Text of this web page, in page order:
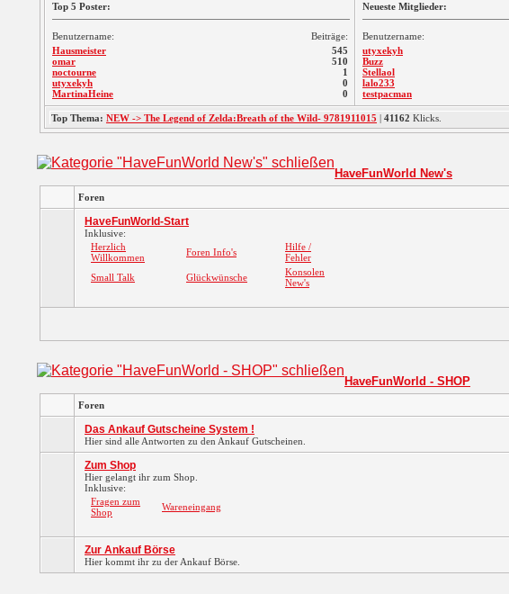
Top 5 Poster:
Benutzername:
Beiträge:
Hausmeister
omar
noctourne
utyxekyh
MartinaHeine
545
510
1
0
0
Neueste Mitglieder:
Benutzername:
utyxekyh
Buzz
Stellaol
lalo233
testpacman
Top Thema: NEW -> The Legend of Zelda:Breath of the Wild- 9781911015 | 41162 Klicks.
HaveFunWorld New's
Foren
HaveFunWorld-Start
Inklusive:
Herzlich
Willkommen
Foren Info's
Hilfe /
Fehler
Small Talk
Glückwünsche
Konsolen
New's
HaveFunWorld - SHOP
Foren
Das Ankauf Gutscheine System !
Hier sind alle Antworten zu den Ankauf Gutscheinen.
Zum Shop
Hier gelangt ihr zum Shop.
Inklusive:
Fragen zum
Shop
Wareneingang
Zur Ankauf Börse
Hier kommt ihr zu der Ankauf Börse.